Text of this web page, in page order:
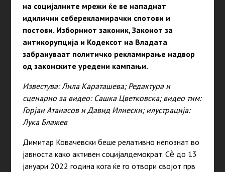
на социјалните мрежи ќе ве нападнат
идилични себерекламирачки спотови и
постови. Изборниот законик, Законот за
антикорупција и Кодексот на Владата
забрануваат политичко рекламирање надвор
од законските уредени кампањи.
Известува: Лила Караташева; Редактура и
сценарио за видео: Сашка Цветковска; видео тим:
Горјан Атанасов и Давид Илиески; илустрација:
Лука Блажев
Димитар Ковачевски беше релативно непознат во
јавноста како активен социјалдемократ. Сѐ до 13
јануари 2022 година кога ќе го отвори својот прв